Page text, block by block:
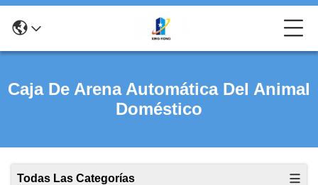
Caja De Arena Automática Del Animal
Doméstico
Todas Las Categorías